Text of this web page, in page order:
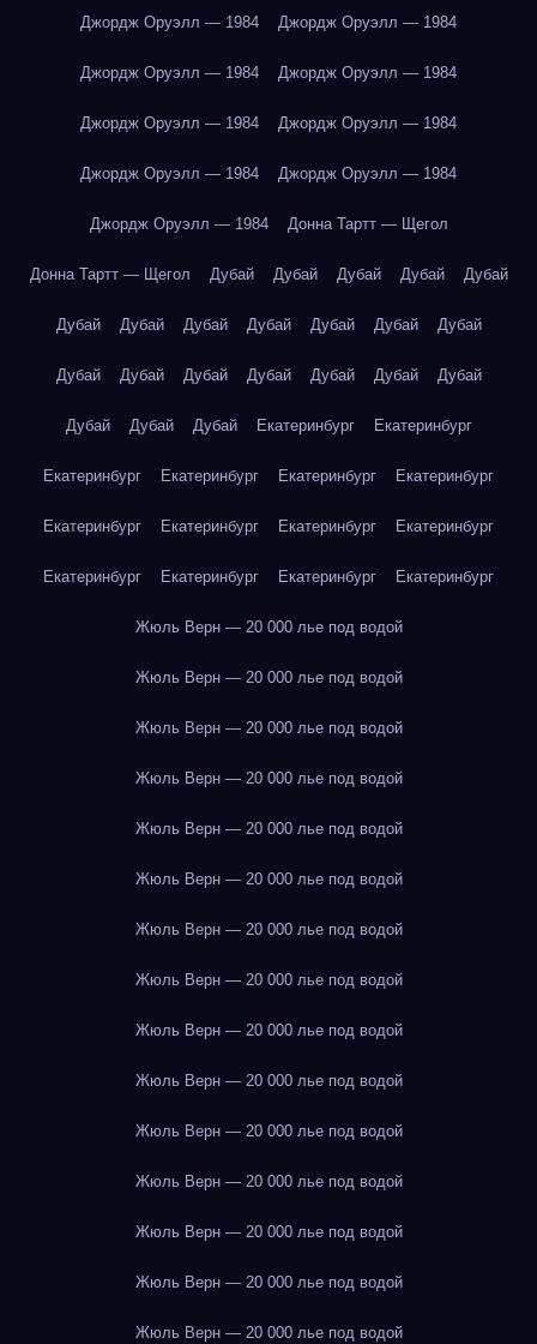
Джордж Оруэлл — 1984 Джордж Оруэлл — 1984
Джордж Оруэлл — 1984 Джордж Оруэлл — 1984
Джордж Оруэлл — 1984 Джордж Оруэлл — 1984
Джордж Оруэлл — 1984 Джордж Оруэлл — 1984
Джордж Оруэлл — 1984 Донна Тартт — Щегол
Донна Тартт — Щегол Дубай Дубай Дубай Дубай Дубай
Дубай Дубай Дубай Дубай Дубай Дубай Дубай
Дубай Дубай Дубай Дубай Дубай Дубай Дубай
Дубай Дубай Дубай Екатеринбург Екатеринбург
Екатеринбург Екатеринбург Екатеринбург Екатеринбург
Екатеринбург Екатеринбург Екатеринбург Екатеринбург
Екатеринбург Екатеринбург Екатеринбург Екатеринбург
Жюль Верн — 20 000 лье под водой
Жюль Верн — 20 000 лье под водой
Жюль Верн — 20 000 лье под водой
Жюль Верн — 20 000 лье под водой
Жюль Верн — 20 000 лье под водой
Жюль Верн — 20 000 лье под водой
Жюль Верн — 20 000 лье под водой
Жюль Верн — 20 000 лье под водой
Жюль Верн — 20 000 лье под водой
Жюль Верн — 20 000 лье под водой
Жюль Верн — 20 000 лье под водой
Жюль Верн — 20 000 лье под водой
Жюль Верн — 20 000 лье под водой
Жюль Верн — 20 000 лье под водой
Жюль Верн — 20 000 лье под водой